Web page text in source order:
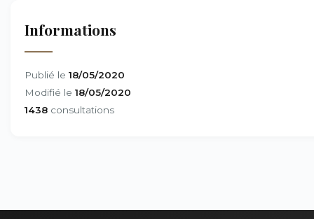
Informations
Publié le 18/05/2020
Modifié le 18/05/2020
1438 consultations